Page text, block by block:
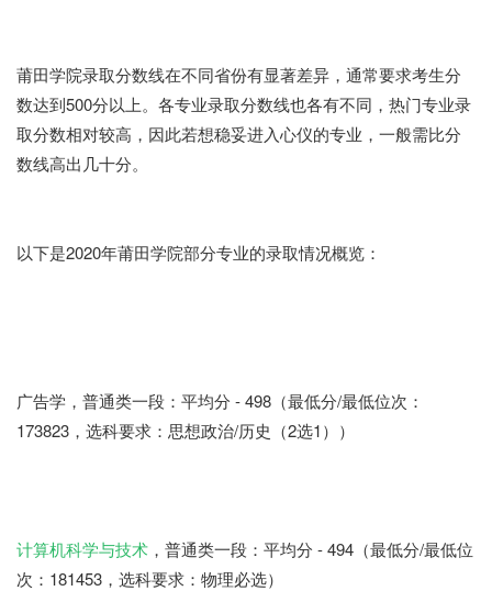
莆田学院录取分数线在不同省份有显著差异，通常要求考生分
数达到500分以上。各专业录取分数线也各有不同，热门专业录
取分数相对较高，因此若想稳妥进入心仪的专业，一般需比分
数线高出几十分。
以下是2020年莆田学院部分专业的录取情况概览：
广告学，普通类一段：平均分 - 498（最低分/最低位次：
173823，选科要求：思想政治/历史（2选1））
计算机科学与技术 ，普通类一段：平均分 - 494（最低分/最低位
次：181453，选科要求：物理必选）